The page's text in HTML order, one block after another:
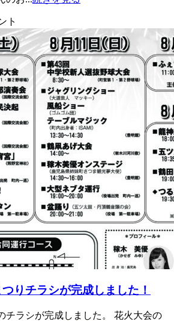
ト
りチラシが完成しました！
チラシが完成しました。 花火大会の